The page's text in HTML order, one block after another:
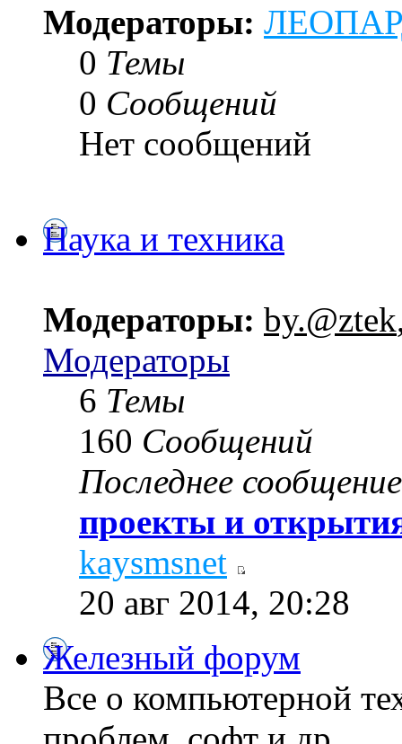
Модераторы:
0 Темы
0 Сообщений
Нет сообщений
Наука и техника
Модераторы: by.@ztek
Модераторы
6 Темы
160 Сообщений
Последнее сообщение
проекты и
kaysmsnet
20 авг 2014, 20:28
Железный форум
Все о компьютерной